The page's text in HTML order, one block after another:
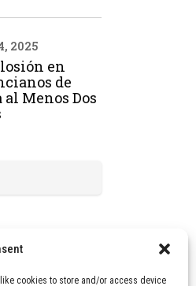
cookies to store and/or access device
2025
en
de
Menos Dos